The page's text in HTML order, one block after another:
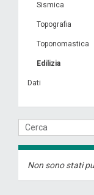
Sismica
Topografia
Toponomastica
Edilizia
Dati
Non sono stati